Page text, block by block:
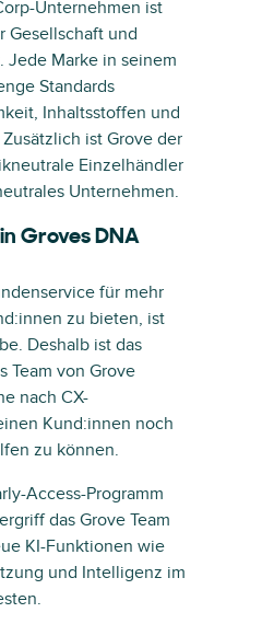
Unternehmen ist
Gesellschaft und
Marke in seinem
Standards
Inhaltsstoffen und
ist Grove der
Einzelhändler
Unternehmen.
Groves DNA
für mehr
zu bieten, ist
Deshalb ist das
Team von Grove
nach CX-
Kund:innen noch
zu können.
Access-Programm
das Grove Team
KI-Funktionen wie
und Intelligenz im